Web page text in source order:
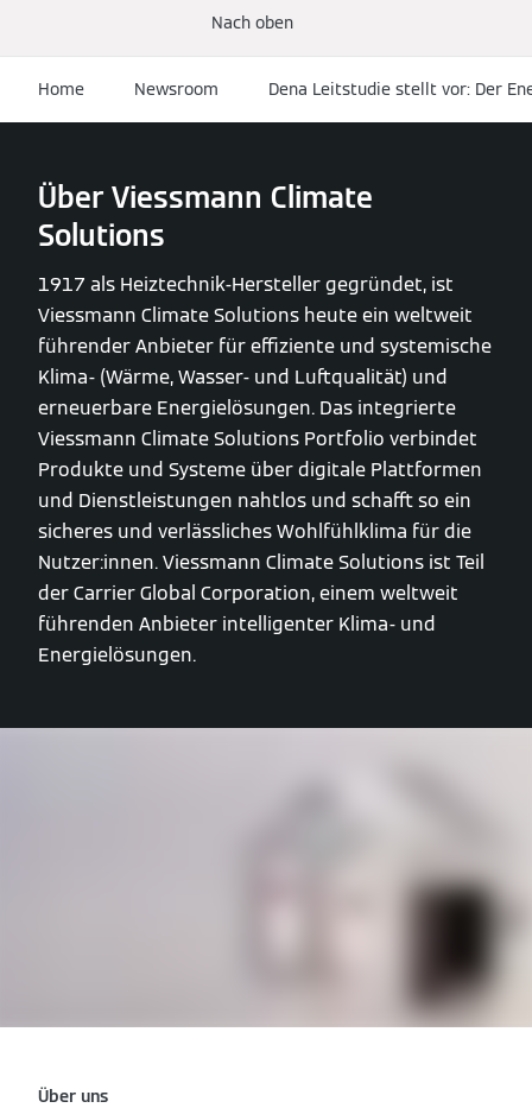
Nach oben
Home Newsroom Dena Leitstudie stellt vor: Der
Über Viessmann Climate
Solutions
1917 als Heiztechnik-Hersteller gegründet, ist
Viessmann Climate Solutions heute ein weltweit
führender Anbieter für effiziente und systemische
Klima- (Wärme, Wasser- und Luftqualität) und
erneuerbare Energielösungen. Das integrierte
Viessmann Climate Solutions Portfolio verbindet
Produkte und Systeme über digitale Plattformen
und Dienstleistungen nahtlos und schafft so ein
sicheres und verlässliches Wohlfühlklima für die
Nutzer:innen. Viessmann Climate Solutions ist Teil
der Carrier Global Corporation, einem weltweit
führenden Anbieter intelligenter Klima- und
Energielösungen.
Über uns